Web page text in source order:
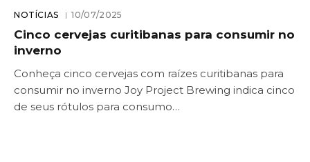
NOTÍCIAS 10/07/2025
Cinco cervejas curitibanas para consumir no
inverno
Conheça cinco cervejas com raízes curitibanas para
consumir no inverno Joy Project Brewing indica cinco
de seus rótulos para consumo…